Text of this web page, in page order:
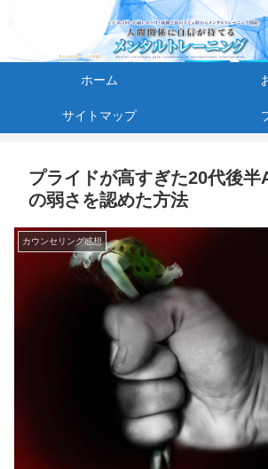
ホーム
サイトマップ
プライドが高すぎた20代後半
の弱さを認めた方法
カウンセリング感想